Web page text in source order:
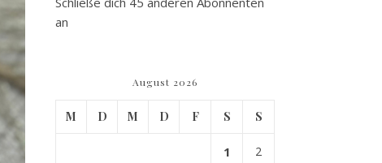
an
August 2026
M D M D F S S
1 2